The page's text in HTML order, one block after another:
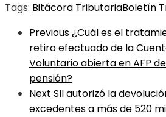
Tags: Bitácora TributariaBoletín
Previous¿Cuál es el
retiro efectuado de la
Voluntario abierta en AFP
pensión?
Next SII autorizó la
excedentes a más de 520